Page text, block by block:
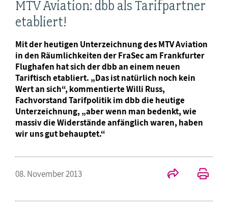
MTV Aviation: dbb als Tarifpartner
etabliert!
Mit der heutigen Unterzeichnung des MTV Aviation
in den Räumlichkeiten der FraSec am Frankfurter
Flughafen hat sich der dbb an einem neuen
Tariftisch etabliert. „Das ist natürlich noch kein
Wert an sich“, kommentierte Willi Russ,
Fachvorstand Tarifpolitik im dbb die heutige
Unterzeichnung, „aber wenn man bedenkt, wie
massiv die Widerstände anfänglich waren, haben
wir uns gut behauptet.“
08. November 2013